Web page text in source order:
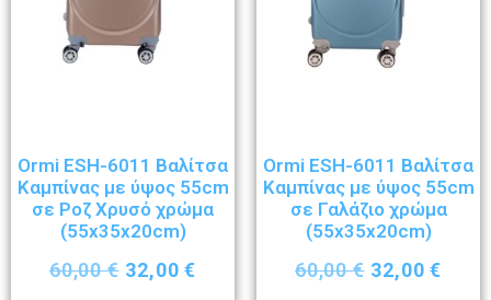
Ormi ESH-6011 Βαλίτσα
Καμπίνας με ύψος 55cm
σε Ροζ Χρυσό χρώμα
(55x35x20cm)
60,00€ 32,00€
Ormi ESH-6011 Βαλίτσα
Καμπίνας με ύψος 55cm
σε Γαλάζιο χρώμα
(55x35x20cm)
60,00€ 32,00€